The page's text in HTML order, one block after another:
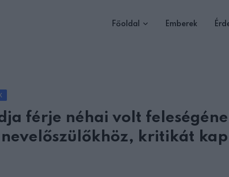
Főoldal Emberek
férje néhai volt
kritikát